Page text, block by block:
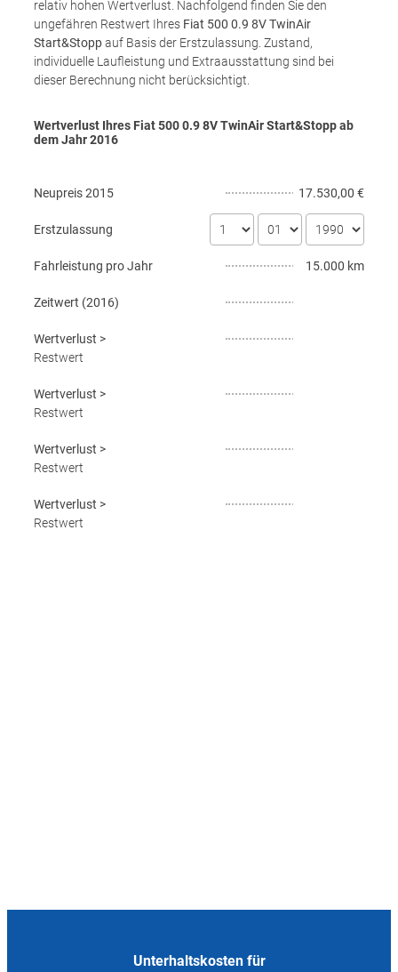
relativ hohen Wertverlust. Nachfolgend finden Sie den
ungefähren Restwert Ihres Fiat 500 0.9 8V TwinAir
Start&Stoppauf Basis der Erstzulassung. Zustand,
individuelle Laufleistung und Extraausstattung sind bei
dieser Berechnung nicht berücksichtigt.
Wertverlust Ihres Fiat 500 0.9 8V TwinAir Start&Stopp ab
dem Jahr2016
Neupreis2015 17.530,00 €
Erstzulassung
Fahrleistung pro Jahr 15.000 km
Zeitwert (2016)
Wertverlust >
Restwert
Wertverlust >
Restwert
Wertverlust >
Restwert
Wertverlust >
Restwert
Unterhaltskosten für